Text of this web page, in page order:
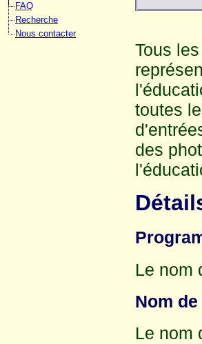
FAQ
Recherche
Nous contacter
Tous
toutes
des
Le nom
Nom
Le nom